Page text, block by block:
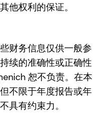
他权利的保证。
财务信息仅供一般参
续的准确性或正确性
恕不负责。在本
不限于年度报告或年
具有约束力。